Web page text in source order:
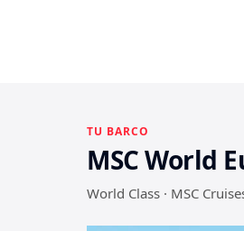
TU BARCO
MSC World
World Class · MSC